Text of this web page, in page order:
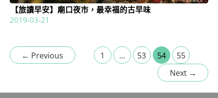
【旅讀早安】廟口夜市，最幸福的古早味
2019-03-21
← Previous 1 ... 53 54
55
Next →